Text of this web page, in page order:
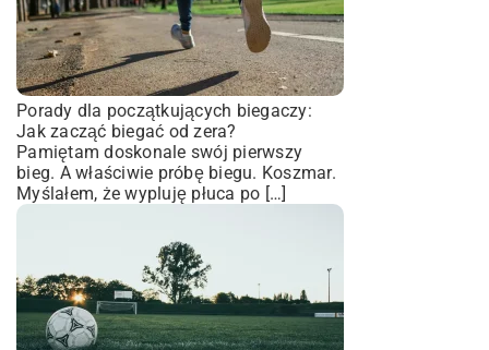
Porady dla początkujących biegaczy:
Jak zacząć biegać od zera?
Pamiętam doskonale swój pierwszy
bieg. A właściwie próbę biegu. Koszmar.
Myślałem, że wypluję płuca po […]